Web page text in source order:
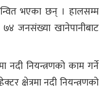
भएका छन् । हालसम्म
जनसंख्या खानेपानीबाट
नदी नियन्त्रणको काम गर्ने
क्षेत्रमा नदी नियन्त्रणको